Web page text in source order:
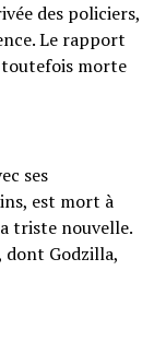
des policiers,
Le rapport
toutefois morte
ses
est mort à
triste nouvelle.
dont Godzilla,